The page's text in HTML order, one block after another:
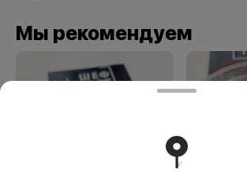
Мы рекомендуем